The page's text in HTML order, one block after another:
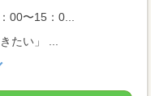
00〜15：0...
たい」 ...